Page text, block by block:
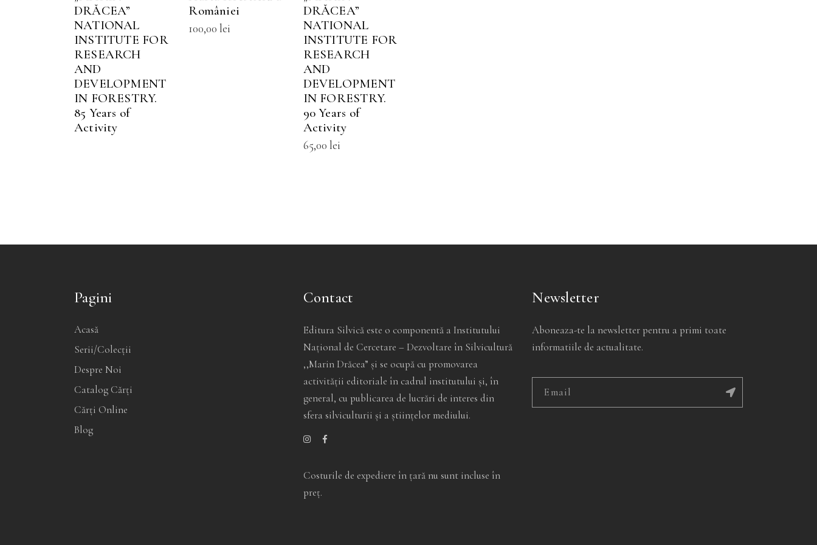
DRĂCEA”
NATIONAL
INSTITUTE FOR
RESEARCH
AND
DEVELOPMENT
IN FORESTRY.
85 Years of
Activity
Opțiunile
produsului.
României
100,00lei
pot
în
pagina
DRĂCEA”
NATIONAL
INSTITUTE FOR
RESEARCH
AND
DEVELOPMENT
IN FORESTRY.
90 Years of
Activity
65,00 lei
Pagini
Acasă
Serii/Colecții
Despre Noi
Catalog Cărți
Cărți Online
Blog
Contact
Editura Silvică este o componentă a Institutului
Național de Cercetare – Dezvoltare în Silvicultură
,,Marin Drăcea” și se ocupă cu promovarea
activității editoriale în cadrul institutului și, în
general, cu publicarea de lucrări de interes din
sfera silviculturii și a științelor mediului.
Costurile de expediere în ţară nu sunt incluse în
preţ.
Newsletter
Aboneaza-te la newsletter pentru a primi toate
informatiile de actualitate.